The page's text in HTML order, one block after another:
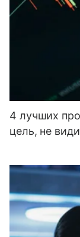
4 лучших
цель, не